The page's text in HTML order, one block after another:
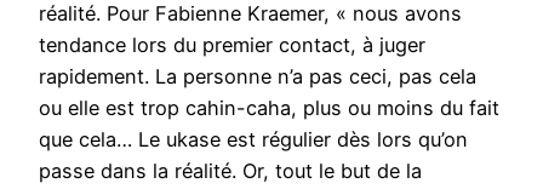
réalité. Pour Fabienne Kraemer, « nous avons
tendance lors du premier contact, à juger
rapidement. La personne n’a pas ceci, pas cela
ou elle est trop cahin-caha, plus ou moins du fait
que cela… Le ukase est régulier dès lors qu’on
passe dans la réalité. Or, tout le but de la